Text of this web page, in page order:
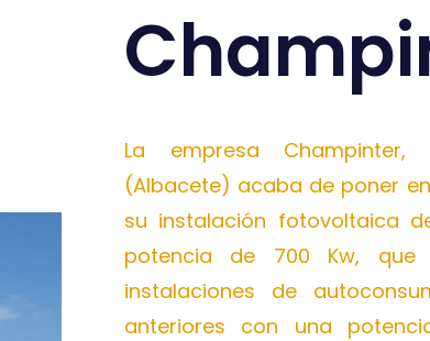
La empresa
(Albacete) acaba de poner
su instalación fotovoltaica
potencia de 700 Kw,
instalaciones de
anteriores con una